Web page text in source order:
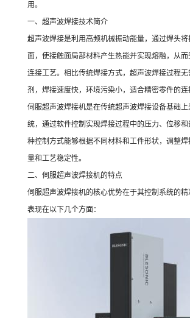
用。
一、超声波焊接技术简介
超声波焊接是利用高频机械振动能量，通过焊头
面，使接触面局部材料产生热能并实现熔融，从
连接工艺。相比传统焊接方式，超声波焊接过程
剂，焊接速度快，环境污染小，适合精密零件的连
伺服超声波焊接机是在传统超声波焊接设备基础
统，通过软件控制实现焊接过程中的压力、位移
种控制方式能够根据不同材料和工件形状，调整
量和工艺稳定性。
二、伺服超声波焊接机的特点
伺服超声波焊接机的核心优势在于其控制系统的
表现在以下几个方面：